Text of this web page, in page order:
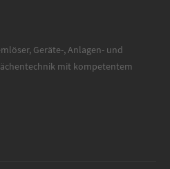
Geräte-, Anlagen- und
mit kompetentem